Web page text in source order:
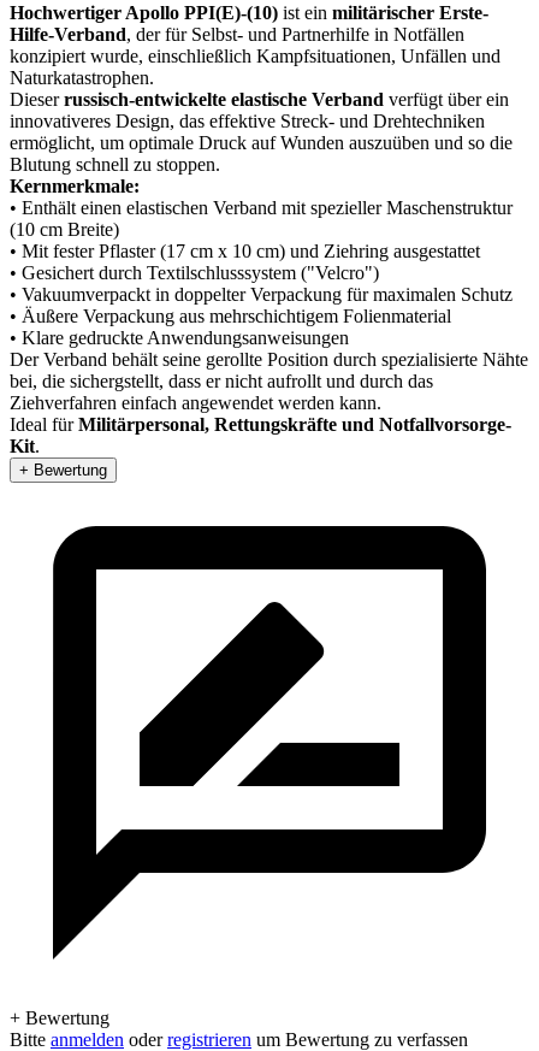
Hochwertiger Apollo PPI(E)-(10) ist ein militärischer Erste-
Hilfe-Verband, der für Selbst- und Partnerhilfe in Notfällen
konzipiert wurde, einschließlich Kampfsituationen, Unfällen und
Naturkatastrophen.
Dieserrussisch-entwickelte elastische Verband verfügt über ein
innovativeres Design, das effektive Streck- und Drehtechniken
ermöglicht, um optimale Druck auf Wunden auszuüben und so die
Blutung schnell zu stoppen.
Kernmerkmale:
• Enthält einen elastischen Verband mit spezieller Maschenstruktur
(10 cm Breite)
• Mit fester Pflaster (17 cm x 10 cm) und Ziehring ausgestattet
• Gesichert durch Textilschlusssystem ("Velcro")
• Vakuumverpackt in doppelter Verpackung für maximalen Schutz
• Äußere Verpackung aus mehrschichtigem Folienmaterial
• Klare gedruckte Anwendungsanweisungen
Der Verband behält seine gerollte Position durch spezialisierte Nähte
bei, die sichergstellt, dass er nicht aufrollt und durch das
Ziehverfahren einfach angewendet werden kann.
Ideal fürMilitärpersonal, Rettungskräfte und Notfallvorsorge-
Kit.
+ Bewertung
+ Bewertung
Bitte anmelden oderregistrieren um Bewertung zu verfassen